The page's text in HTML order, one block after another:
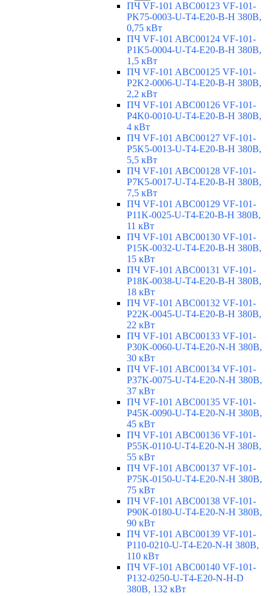
ПЧ VF-101 ABC00123 VF-101-
PK75-0003-U-T4-E20-B-H 380В,
0,75 кВт
ПЧ VF-101 ABC00124 VF-101-
P1K5-0004-U-T4-E20-B-H 380В,
1,5 кВт
ПЧ VF-101 ABC00125 VF-101-
P2K2-0006-U-T4-E20-B-H 380В,
2,2 кВт
ПЧ VF-101 ABC00126 VF-101-
P4K0-0010-U-T4-E20-B-H 380В,
4 кВт
ПЧ VF-101 ABC00127 VF-101-
P5K5-0013-U-T4-E20-B-H 380В,
5,5 кВт
ПЧ VF-101 ABC00128 VF-101-
P7K5-0017-U-T4-E20-B-H 380В,
7,5 кВт
ПЧ VF-101 ABC00129 VF-101-
P11K-0025-U-T4-E20-B-H 380В,
11 кВт
ПЧ VF-101 ABC00130 VF-101-
P15K-0032-U-T4-E20-B-H 380В,
15 кВт
ПЧ VF-101 ABC00131 VF-101-
P18K-0038-U-T4-E20-B-H 380В,
18 кВт
ПЧ VF-101 ABC00132 VF-101-
P22K-0045-U-T4-E20-B-H 380В,
22 кВт
ПЧ VF-101 ABC00133 VF-101-
P30K-0060-U-T4-E20-N-H 380В,
30 кВт
ПЧ VF-101 ABC00134 VF-101-
P37K-0075-U-T4-E20-N-H 380В,
37 кВт
ПЧ VF-101 ABC00135 VF-101-
P45K-0090-U-T4-E20-N-H 380В,
45 кВт
ПЧ VF-101 ABC00136 VF-101-
P55K-0110-U-T4-E20-N-H 380В,
55 кВт
ПЧ VF-101 ABC00137 VF-101-
P75K-0150-U-T4-E20-N-H 380В,
75 кВт
ПЧ VF-101 ABC00138 VF-101-
P90K-0180-U-T4-E20-N-H 380В,
90 кВт
ПЧ VF-101 ABC00139 VF-101-
P110-0210-U-T4-E20-N-H 380В,
110 кВт
ПЧ VF-101 ABC00140 VF-101-
P132-0250-U-T4-E20-N-H-D
380В, 132 кВт